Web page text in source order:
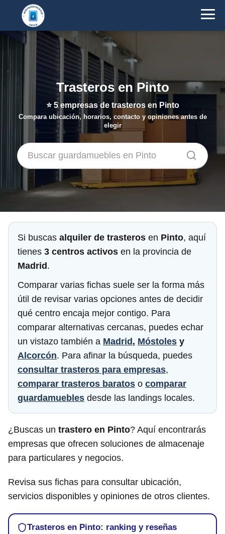
Trasteros en Pinto
⭐5empresas de trasteros en Pinto
Compara ubicación, horarios, contacto y opiniones antes de
elegir
Si buscas alquiler de trasteros en Pinto, aquí
tienes 3 centros activos en la provincia de
Madrid .
Comparar varias fichas suele ser la forma más
útil de revisar varias opciones antes de decidir
qué centro encaja mejor contigo. Para
comparar alternativas cercanas, puedes echar
un vistazo también a Madrid , Móstoles y
Alcorcón. Para afinar la búsqueda, puedes
consultar trasteros para empresas,
comparar trasteros baratos o comparar
guardamuebles desde las landings locales.
¿Buscas un trastero en Pinto? Aquí encontrarás
empresas que ofrecen soluciones de almacenaje
para particulares y negocios.
Revisa sus fichas para consultar ubicación,
servicios disponibles y opiniones de otros clientes.
Trasteros en Pinto: ranking y reseñas